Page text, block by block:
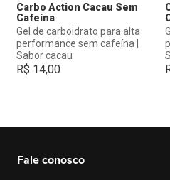
Carbo Action Cacau Sem
Cafeína
Gel de carboidrato para alta
performance sem cafeína |
Sabor cacau
R$ 14,00
Fale conosco